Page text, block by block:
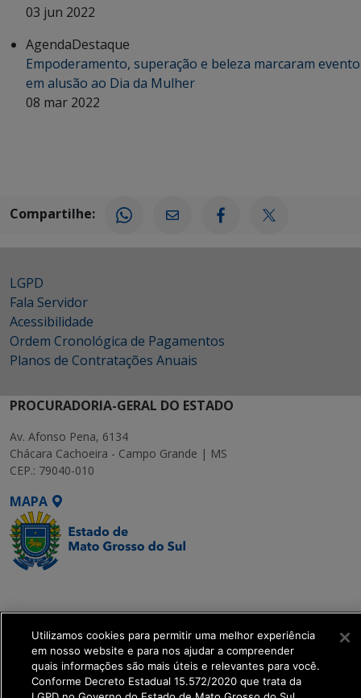
03 jun 2022
AgendaDestaque
Empoderamento, superação e beleza marcaram evento
em alusão ao Dia da Mulher
08 mar 2022
Compartilhe:
LGPD
Fala Servidor
Acessibilidade
Ordem Cronológica de Pagamentos
Planos de Contratações Anuais
PROCURADORIA-GERAL DO ESTADO
Av. Afonso Pena, 6134
Chácara Cachoeira - Campo Grande | MS
CEP.: 79040-010
MAPA
Executiva de
Transformação Digital
get_footer();
Utilizamos cookies para permitir uma melhor experiência
em nosso website e para nos ajudar a compreender
quais informações são mais úteis e relevantes para você.
Conforme Decreto Estadual 15.572/2020 que trata da